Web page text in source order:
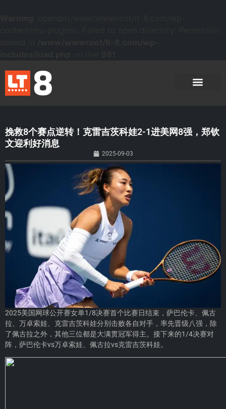
挽救8个赛点逆转！克雷吉茨科娃2-1进美网8强，郑钦
文迎利好消息
2025-09-03
2025美国网球公开赛女单1/8决赛首个比赛日结束，萨巴伦卡、佩古
拉、万卓索娃、克雷吉茨科娃分别击败各自对手，率先晋级八强，除
了佩古拉之外，其他三位都是大满贯冠军得主。接下来的1/4决赛对
阵，萨巴伦卡vs万卓索娃、佩古拉vs克雷吉茨科娃。